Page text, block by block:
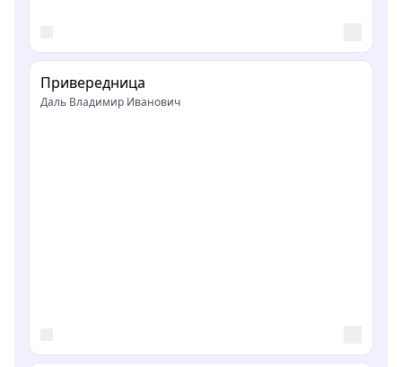
Привередница
Даль Владимир Иванович